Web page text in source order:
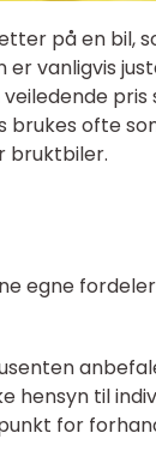
på en bil,
vanligvis
pris
brukes ofte
bruktbiler.
egne
hensyn til
for